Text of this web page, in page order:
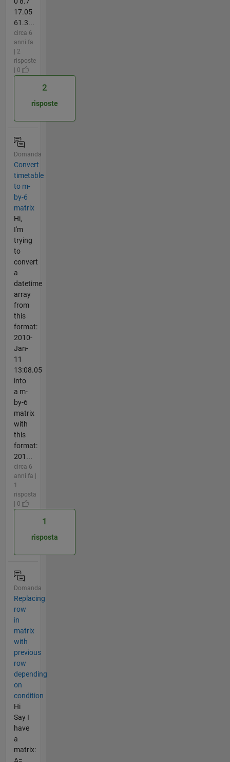
17.05
61.3...
circa 6
anni fa
| 2
risposte
| 0
2
risposte
Domanda
Convert
timetable
to m-
by-6
matrix
Hi,
I'm
trying
to
convert
a
datetime
array
from
this
format:
2010-
Jan-
11
13:08.05
into
a m-
by-6
matrix
with
this
format:
201...
circa 6
anni fa |
1
risposta
| 0
1
risposta
Domanda
Replacing
row
in
matrix
with
previous
row
depending
on
condition
Hi
Say I
have
a
matrix: